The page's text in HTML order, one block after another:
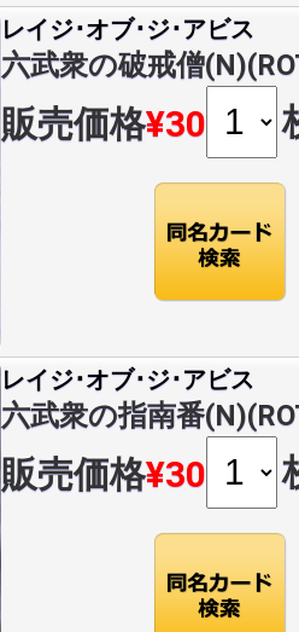
レイジ･オブ･ジ･アビス
六武衆の破戒僧
販売価格¥30
レイジ･オブ･ジ･アビス
六武衆の指南番
販売価格¥30